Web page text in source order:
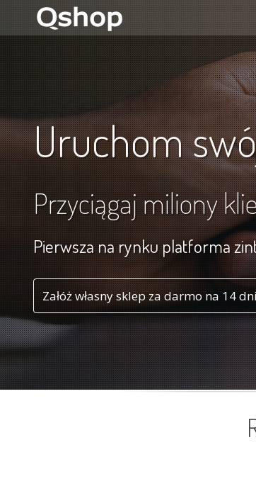
Uruchom
Przyciągaj miliony
Pierwsza na rynku platforma
Załóż własny sklep za darmo na 14 dni